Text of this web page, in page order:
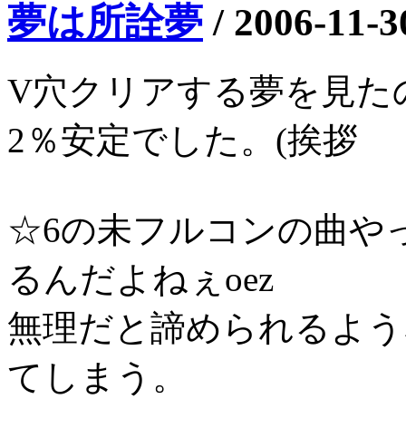
夢は所詮夢 / 2006-11-
V穴クリアする夢を見
2％安定でした。(挨拶
☆6の未フルコンの曲や
るんだよねぇoez
無理だと諦められるよ
てしまう。